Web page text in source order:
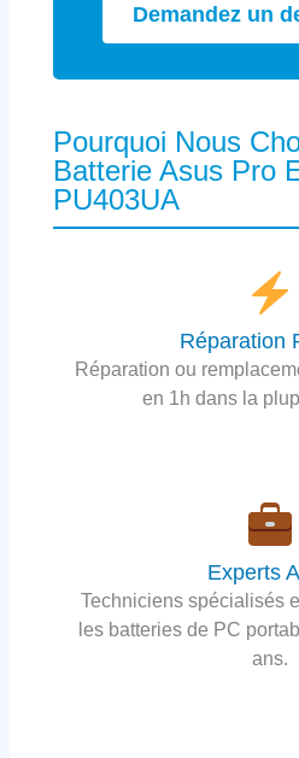
Demandez un
Pourquoi Nous
Batterie Asus Pro
PU403UA
Réparation
Réparation ou
en 1h dans la
Experts
Techniciens spécialisés
les batteries de PC
ans.